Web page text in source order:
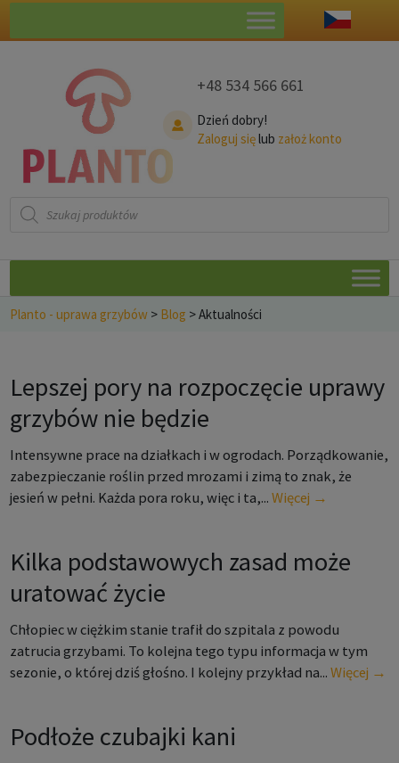
+48 534 566 661
Dzień dobry!
Zaloguj sięlub założ konto
Wyszukiwarka
produktów
Planto - uprawa grzybów > Blog >Aktualności
Lepszej pory na rozpoczęcie uprawy
grzybów nie będzie
Intensywne prace na działkach i w ogrodach. Porządkowanie,
zabezpieczanie roślin przed mrozami i zimą to znak, że
jesień w pełni. Każda pora roku, więc i ta,...Więcej →
Kilka podstawowych zasad może
uratować życie
Chłopiec w ciężkim stanie trafił do szpitala z powodu
zatrucia grzybami. To kolejna tego typu informacja w tym
sezonie, o której dziś głośno. I kolejny przykład na...Więcej →
Podłoże czubajki kani